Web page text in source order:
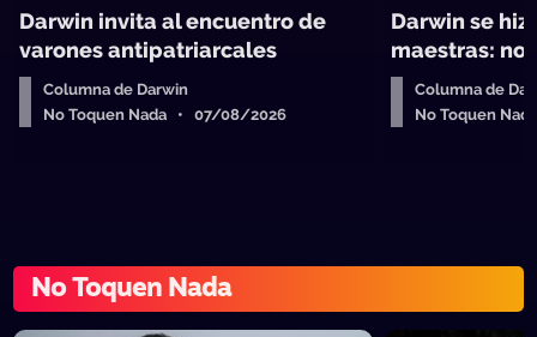
Darwin invita al encuentro de
varones antipatriarcales
Columna de Darwin
No Toquen Nada • 07/08/2026
Darwin se
maestras: no
Columna de
No Toquen
No Toquen Nada